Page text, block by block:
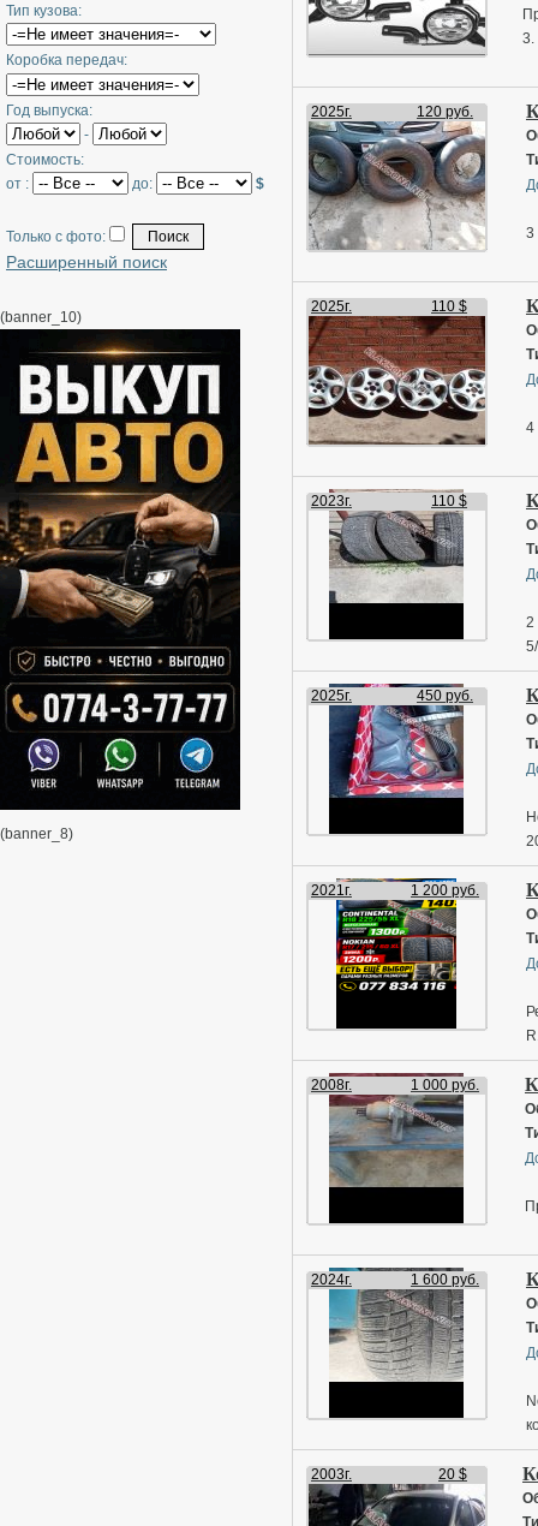
Тип кузова:
Коробка передач:
Год выпуска:
-
Стоимость:
от :
до: $
Только с фото:
Расширенный поиск
(banner_10)
(banner_8)
3.
2025г. 120 руб.
3
2025г. 110 $
4
2023г. 110 $
2
2025г. 450 руб.
2021г. 1 200 руб.
2008г. 1 000 руб.
2024г. 1 600 руб.
2003г. 20 $